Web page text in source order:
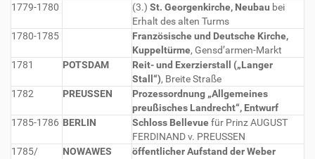
1779-1780
(3.) St. Georgenkirche, Neubau bei
Erhalt des alten Turms
1780-1785
Französische und Deutsche Kirche,
Kuppeltürme, Gensd’armen-Markt
1781
POTSDAM
Reit- und Exerzierstall („Langer
Stall“), Breite Straße
1782
PREUSSEN
Prozessordnung „Allgemeines
preußisches Landrecht“, Entwurf
1785-1786 BERLIN Schloss Bellevuefür Prinz AUGUST
FERDINAND v. PREUSSEN
1785/
NOWAWES
öffentlicher Aufstand der Weber